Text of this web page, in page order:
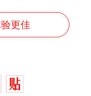
更佳